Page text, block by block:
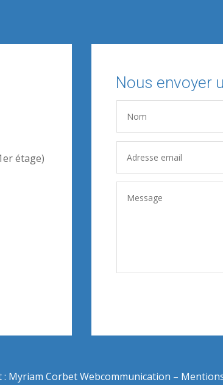
étage)
Nous envoyer
: Myriam Corbet Webcommunication –